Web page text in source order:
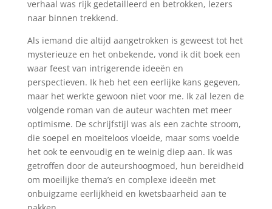
verhaal was rijk gedetailleerd en betrokken, lezers
naar binnen trekkend.
Als iemand die altijd aangetrokken is geweest tot het
mysterieuze en het onbekende, vond ik dit boek een
waar feest van intrigerende ideeën en
perspectieven. Ik heb het een eerlijke kans gegeven,
maar het werkte gewoon niet voor me. Ik zal lezen de
volgende roman van de auteur wachten met meer
optimisme. De schrijfstijl was als een zachte stroom,
die soepel en moeiteloos vloeide, maar soms voelde
het ook te eenvoudig en te weinig diep aan. Ik was
getroffen door de auteurshoogmoed, hun bereidheid
om moeilijke thema’s en complexe ideeën met
onbuigzame eerlijkheid en kwetsbaarheid aan te